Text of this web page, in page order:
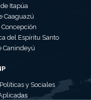
Itapúa
Caaguazú
del Espíritu Santo
Canindeyú
y Sociales